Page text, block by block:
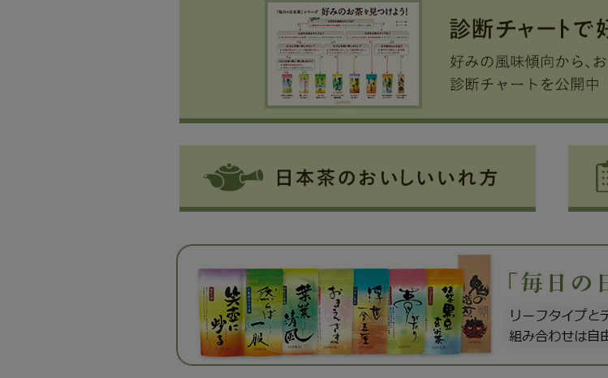
おいしくいれられることです。熱湯でいれても渋みが出にくく、忙しい朝の目覚
めの一杯や、ちょっとした休憩タイムのお茶として使っていただくのにおすすめ
です。もちろん、ひと冷まししたお湯や、水出しでもおいしくいれられます。決
まったいれ方でなくても、おいしいお茶をいれることができるので、一年中気軽
に日本茶を楽しむことができます。お好きな飲み方でぜひお試しください。